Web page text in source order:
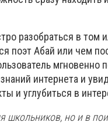
разобраться в том
поэт Абай или чем
мгновенно
интернета и
и углубиться в
школьников, но и в